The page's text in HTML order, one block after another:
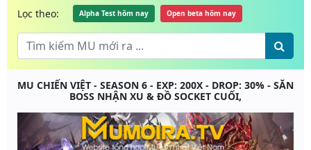
Lọc theo: Alpha Test hôm nay Open beta hôm nay
MU CHIẾN VIỆT - SEASON 6 - EXP: 200X - DROP: 30% - SĂN
BOSS NHẬN XU & ĐỒ SOCKET CUỐI,